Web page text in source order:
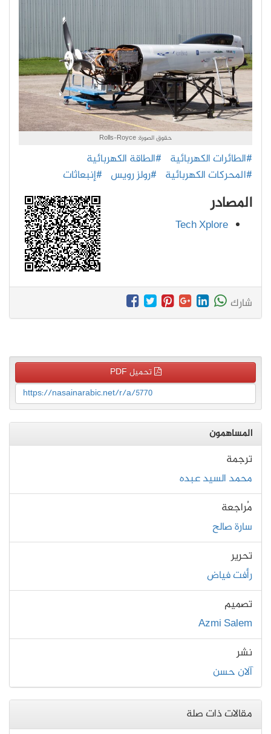
حقوق الصورة: Rolls-Royce
#الطائرات الكهربائية #الطاقة الكهربائية
#المحركات الكهربائية #رولز رويس #إنبعاثات
المصادر
Tech Xplore
شارك
تحميل PDF
https://nasainarabic.net/r/a/5770
المساهمون
ترجمة
محمد السيد عبده
مُراجعة
سارة صالح
تحرير
رأفت فياض
تصميم
Azmi Salem
نشر
آلان حسن
مقالات ذات صلة